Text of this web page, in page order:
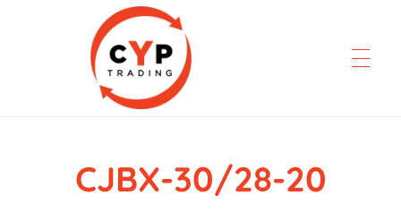
CYP Trading
Professionelle Ersatzteilbeschaffung
CJBX-30/28-20